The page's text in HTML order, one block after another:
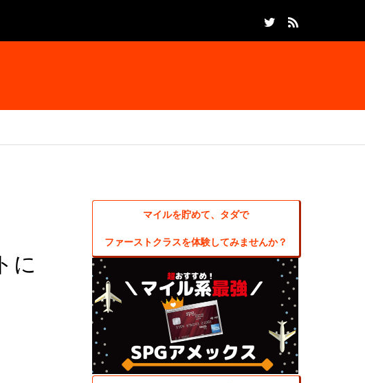
に
マイルを貯めて、タダで
ファーストクラスを体験してみませんか？